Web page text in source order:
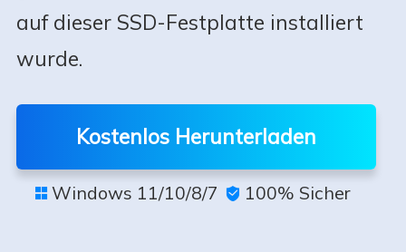
auf dieser SSD-Festplatte installiert
wurde.
Kostenlos Herunterladen
 Windows 11/10/8/7  100% Sicher